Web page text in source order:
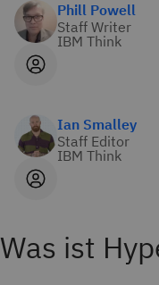
Phill Powell
Staff Writer
IBM Think
Ian Smalley
Staff Editor
IBM Think
Was ist